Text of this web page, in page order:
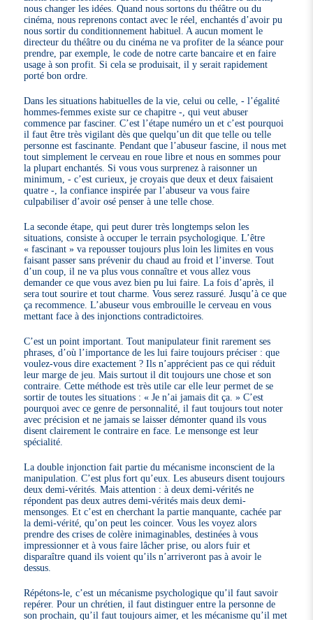
nous changer les idées. Quand nous sortons du théâtre ou du
cinéma, nous reprenons contact avec le réel, enchantés d’avoir pu
nous sortir du conditionnement habituel. A aucun moment le
directeur du théâtre ou du cinéma ne va profiter de la séance pour
prendre, par exemple, le code de notre carte bancaire et en faire
usage à son profit. Si cela se produisait, il y serait rapidement
porté bon ordre.
Dans les situations habituelles de la vie, celui ou celle, - l’égalité
hommes-femmes existe sur ce chapitre -, qui veut abuser
commence par fasciner. C’est l’étape numéro un et c’est pourquoi
il faut être très vigilant dès que quelqu’un dit que telle ou telle
personne est fascinante. Pendant que l’abuseur fascine, il nous met
tout simplement le cerveau en roue libre et nous en sommes pour
la plupart enchantés. Si vous vous surprenez à raisonner un
minimum, - c’est curieux, je croyais que deux et deux faisaient
quatre -, la confiance inspirée par l’abuseur va vous faire
culpabiliser d’avoir osé penser à une telle chose.
La seconde étape, qui peut durer très longtemps selon les
situations, consiste à occuper le terrain psychologique. L’être
« fascinant » va repousser toujours plus loin les limites en vous
faisant passer sans prévenir du chaud au froid et l’inverse. Tout
d’un coup, il ne va plus vous connaître et vous allez vous
demander ce que vous avez bien pu lui faire. La fois d’après, il
sera tout sourire et tout charme. Vous serez rassuré. Jusqu’à ce que
ça recommence. L’abuseur vous embrouille le cerveau en vous
mettant face à des injonctions contradictoires.
C’est un point important. Tout manipulateur finit rarement ses
phrases, d’où l’importance de les lui faire toujours préciser : que
voulez-vous dire exactement ? Ils n’apprécient pas ce qui réduit
leur marge de jeu. Mais surtout il dit toujours une chose et son
contraire. Cette méthode est très utile car elle leur permet de se
sortir de toutes les situations : « Je n’ai jamais dit ça. » C’est
pourquoi avec ce genre de personnalité, il faut toujours tout noter
avec précision et ne jamais se laisser démonter quand ils vous
disent clairement le contraire en face. Le mensonge est leur
spécialité.
La double injonction fait partie du mécanisme inconscient de la
manipulation. C’est plus fort qu’eux. Les abuseurs disent toujours
deux demi-vérités. Mais attention : à deux demi-vérités ne
répondent pas deux autres demi-vérités mais deux demi-
mensonges. Et c’est en cherchant la partie manquante, cachée par
la demi-vérité, qu’on peut les coincer. Vous les voyez alors
prendre des crises de colère inimaginables, destinées à vous
impressionner et à vous faire lâcher prise, ou alors fuir et
disparaître quand ils voient qu’ils n’arriveront pas à avoir le
dessus.
Répétons-le, c’est un mécanisme psychologique qu’il faut savoir
repérer. Pour un chrétien, il faut distinguer entre la personne de
son prochain, qu’il faut toujours aimer, et les mécanisme qu’il met